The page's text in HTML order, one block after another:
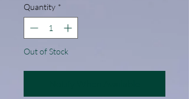
Quantity *
Out of Stock